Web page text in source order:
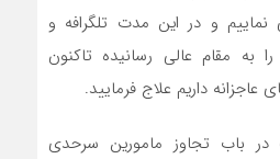
نماییم و در این مدت تلگرافه و
به مقام عالی رسانیده تاکنون
داریم علاج فرمایید.
در باب تجاوز مامورین سرحدی